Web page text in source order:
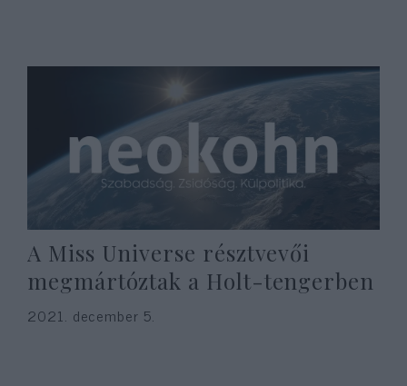
A Miss Universe résztvevői
megmártóztak a Holt-tengerben
2021. december 5.